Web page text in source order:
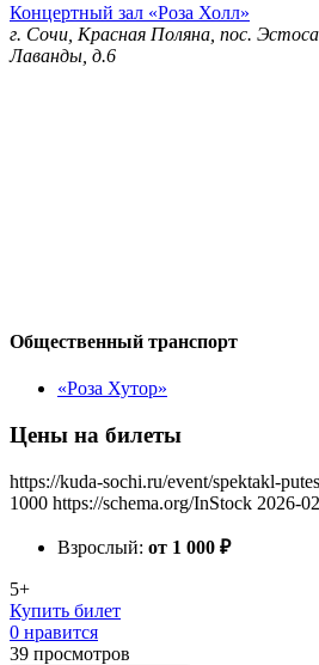
Концертный зал «Роза Холл»
г. Сочи, Красная Поляна, пос.
Лаванды, д.6
Общественный транспорт
«Роза Хутор»
Цены на билеты
https://kuda-sochi.ru/event/spektakl-
1000 https://schema.org/InStock 2026-
Взрослый: от 1 000 ₽
5+
Купить билет
0 нравится
39 просмотров